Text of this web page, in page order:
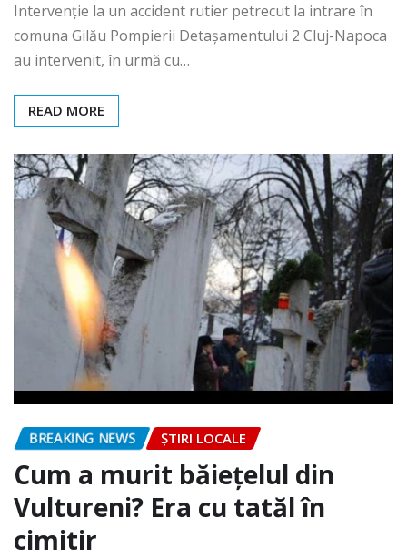
Intervenție la un accident rutier petrecut la intrare în
comuna Gilău Pompierii Detașamentului 2 Cluj-Napoca
au intervenit, în urmă cu…
READ MORE
BREAKING NEWS ȘTIRI LOCALE
Cum a murit băiețelul din
Vultureni? Era cu tatăl în
cimitir